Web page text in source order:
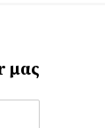
μας